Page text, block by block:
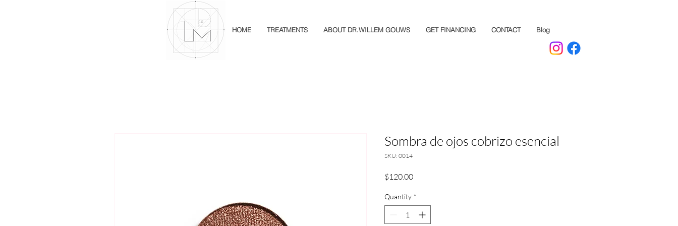
HOME TREATMENTS ABOUT DR.WILLEM GOUWS GET FINANCING CONTACT Blog
Sombra de ojos cobrizo esencial
SKU: 0014
$120.00Price
Quantity *